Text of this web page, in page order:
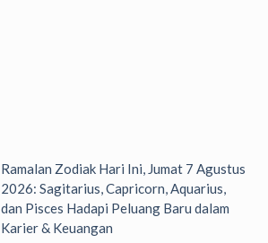
Ramalan Zodiak Hari Ini, Jumat 7 Agustus
2026: Sagitarius, Capricorn, Aquarius,
dan Pisces Hadapi Peluang Baru dalam
Karier & Keuangan